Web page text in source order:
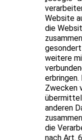
Website
die
gesondert
weitere
erbringen.
Zwecken
anderen
die
nach Art.